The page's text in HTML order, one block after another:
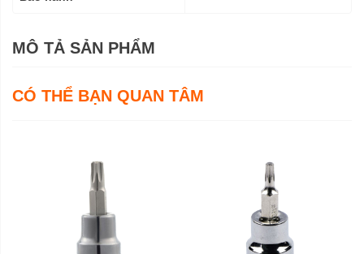
MÔ TẢ SẢN PHẨM
CÓ THỂ BẠN QUAN TÂM